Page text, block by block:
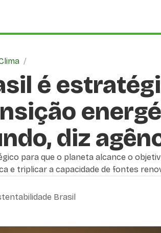
/
é
diz
para que o planeta alcance o
e triplicar a capacidade de fontes
Brasil